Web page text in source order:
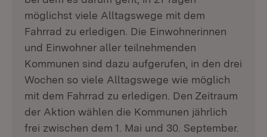
möglichst viele Alltagswege mit dem
Fahrrad zu erledigen. Die Einwohnerinnen
und Einwohner aller teilnehmenden
Kommunen sind dazu aufgerufen, in den drei
Wochen so viele Alltagswege wie möglich
mit dem Fahrrad zu erledigen. Den Zeitraum
der Aktion wählen die Kommunen jährlich
frei zwischen dem 1. Mai und 30. September.